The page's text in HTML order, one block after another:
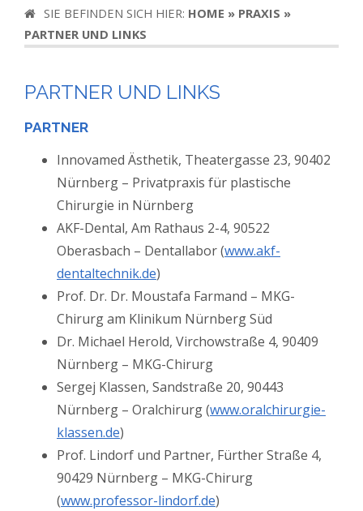
SIE BEFINDEN SICH HIER: HOME » PRAXIS »
PARTNER UND LINKS
PARTNER UND LINKS
PARTNER
Innovamed Ästhetik, Theatergasse 23, 90402
Nürnberg – Privatpraxis für plastische
Chirurgie in Nürnberg
AKF-Dental, Am Rathaus 2-4, 90522
Oberasbach – Dentallabor (www.akf-
dentaltechnik.de)
Prof. Dr. Dr. Moustafa Farmand – MKG-
Chirurg am Klinikum Nürnberg Süd
Dr. Michael Herold, Virchowstraße 4, 90409
Nürnberg – MKG-Chirurg
Sergej Klassen, Sandstraße 20, 90443
Nürnberg – Oralchirurg (www.oralchirurgie-
klassen.de)
Prof. Lindorf und Partner, Fürther Straße 4,
90429 Nürnberg – MKG-Chirurg
(www.professor-lindorf.de)